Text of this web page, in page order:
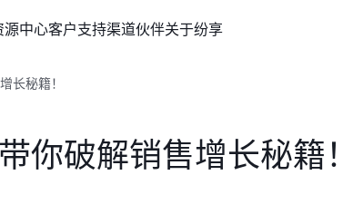
源中心客户支持渠道伙伴关于纷享
长秘籍！
你破解销售增长秘籍！